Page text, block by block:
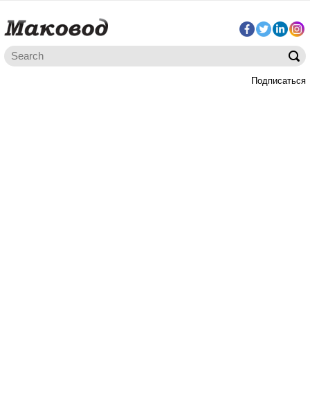
Подписаться